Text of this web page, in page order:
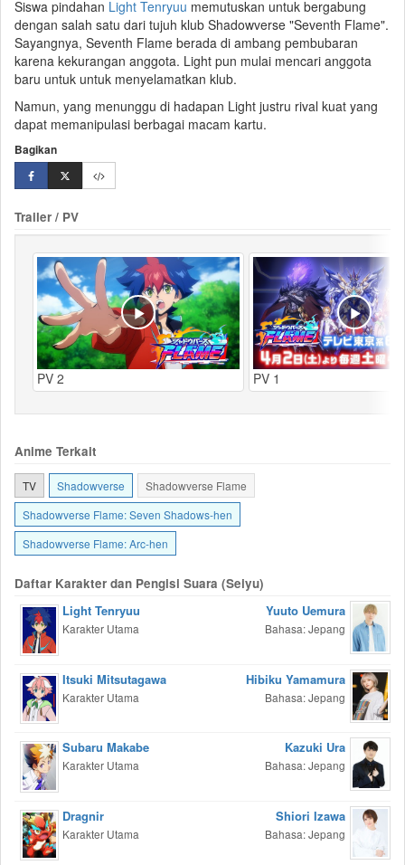
Siswa pindahan Light Tenryuu memutuskan untuk bergabung
dengan salah satu dari tujuh klub Shadowverse "Seventh Flame".
Sayangnya, Seventh Flame berada di ambang pembubaran
karena kekurangan anggota. Light pun mulai mencari anggota
baru untuk untuk menyelamatkan klub.
Namun, yang menunggu di hadapan Light justru rival kuat yang
dapat memanipulasi berbagai macam kartu.
Bagikan
Trailer / PV
PV 2 PV 1
Anime Terkait
TV Shadowverse
Shadowverse Flame
Shadowverse Flame: Seven Shadows-hen
Shadowverse Flame: Arc-hen
Daftar Karakter dan Pengisi Suara (Seiyu)
Light Tenryuu
Karakter Utama
Yuuto Uemura
Bahasa: Jepang
Itsuki Mitsutagawa
Karakter Utama
Hibiku Yamamura
Bahasa: Jepang
Subaru Makabe
Karakter Utama
Kazuki Ura
Bahasa: Jepang
Dragnir
Karakter Utama
Shiori Izawa
Bahasa: Jepang